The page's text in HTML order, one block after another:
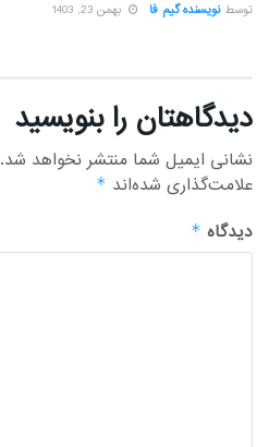
توسط نویسنده گیم فا بهمن 23, 1403
دیدگاهتان را بنویسید
نشانی ایمیل شما منتشر نخواهد شد.
علامت‌گذاری شده‌اند *
دیدگاه *